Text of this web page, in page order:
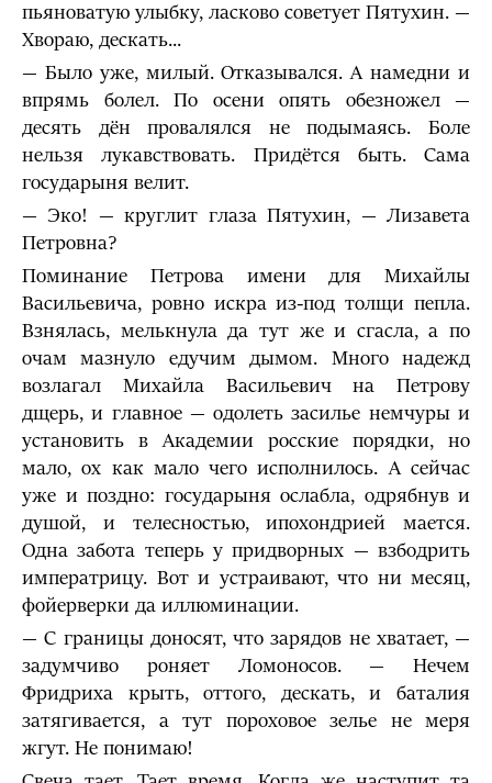
пьяноватую улыбку, ласково советует Пятухин. —
Хвораю, дескать...
— Было уже, милый. Отказывался. А намедни и
впрямь болел. По осени опять обезножел —
десять дён провалялся не подымаясь. Боле
нельзя лукавствовать. Придётся быть. Сама
государыня велит.
— Эко! — круглит глаза Пятухин, — Лизавета
Петровна?
Поминание Петрова имени для Михайлы
Васильевича, ровно искра из-под толщи пепла.
Взнялась, мелькнула да тут же и сгасла, а по
очам мазнуло едучим дымом. Много надежд
возлагал Михайла Васильевич на Петрову
дщерь, и главное — одолеть засилье немчуры и
установить в Академии росские порядки, но
мало, ох как мало чего исполнилось. А сейчас
уже и поздно: государыня ослабла, одрябнув и
душой, и телесностью, ипохондрией мается.
Одна забота теперь у придворных — взбодрить
императрицу. Вот и устраивают, что ни месяц,
фойерверки да иллюминации.
— С границы доносят, что зарядов не хватает, —
задумчиво роняет Ломоносов. — Нечем
Фридриха крыть, оттого, дескать, и баталия
затягивается, а тут пороховое зелье не меря
жгут. Не понимаю!